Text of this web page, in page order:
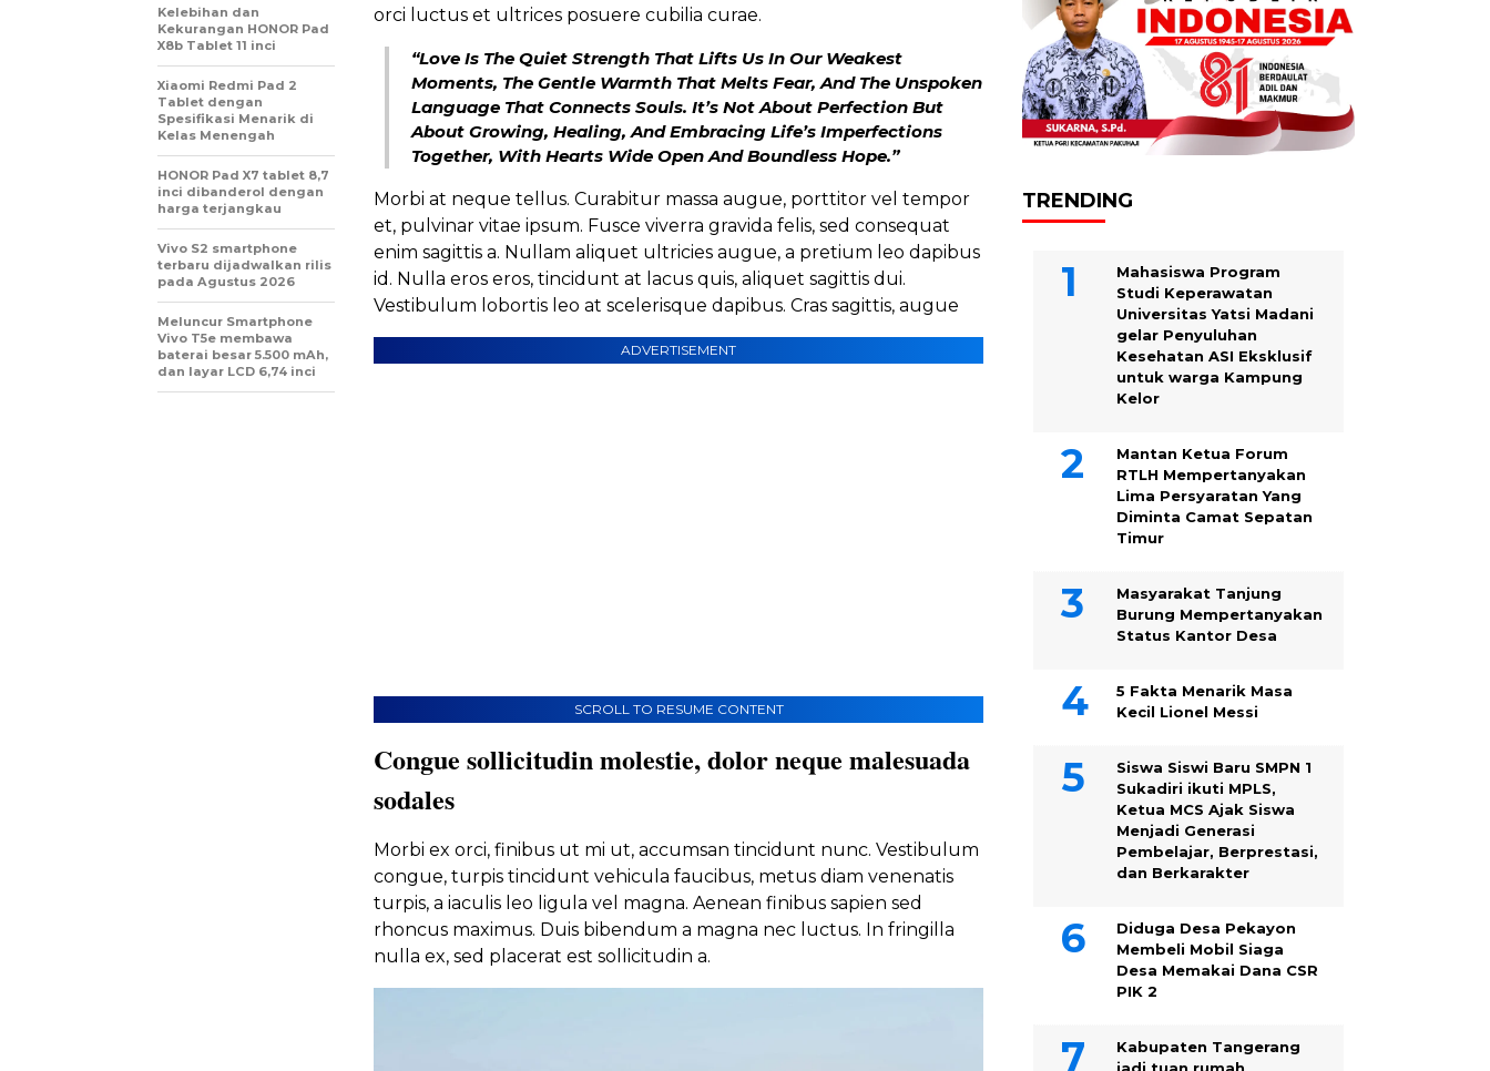
orci luctus et ultrices posuere cubilia curae.
“Love Is The Quiet Strength That Lifts Us In Our Weakest
Moments, The Gentle Warmth That Melts Fear, And The Unspoken
Language That Connects Souls. It’s Not About Perfection But
About Growing, Healing, And Embracing Life’s Imperfections
Together, With Hearts Wide Open And Boundless Hope.”
Morbi at neque tellus. Curabitur massa augue, porttitor vel tempor
et, pulvinar vitae ipsum. Fusce viverra gravida felis, sed consequat
enim sagittis a. Nullam aliquet ultricies augue, a pretium leo dapibus
id. Nulla eros eros, tincidunt at lacus quis, aliquet sagittis dui.
Vestibulum lobortis leo at scelerisque dapibus. Cras sagittis, augue
ADVERTISEMENT
SCROLL TO RESUME CONTENT
Congue sollicitudin molestie, dolor neque malesuada
sodales
Morbi ex orci, finibus ut mi ut, accumsan tincidunt nunc. Vestibulum
congue, turpis tincidunt vehicula faucibus, metus diam venenatis
turpis, a iaculis leo ligula vel magna. Aenean finibus sapien sed
rhoncus maximus. Duis bibendum a magna nec luctus. In fringilla
nulla ex, sed placerat est sollicitudin a.
Kelebihan dan
Kekurangan HONOR Pad
X8b Tablet 11 inci
Xiaomi Redmi Pad 2
Tablet dengan
Spesifikasi Menarik di
Kelas Menengah
HONOR Pad X7 tablet 8,7
inci dibanderol dengan
harga terjangkau
Vivo S2 smartphone
terbaru dijadwalkan rilis
pada Agustus 2026
Meluncur Smartphone
Vivo T5e membawa
baterai besar 5.500 mAh,
dan layar LCD 6,74 inci
TRENDING
Mahasiswa Program
Studi Keperawatan
Universitas Yatsi Madani
gelar Penyuluhan
Kesehatan ASI Eksklusif
untuk warga Kampung
‎Kelor
Mantan Ketua Forum
RTLH Mempertanyakan
Lima Persyaratan Yang
Diminta Camat Sepatan
Timur
Masyarakat Tanjung
Burung Mempertanyakan
Status Kantor Desa
5 Fakta Menarik Masa
Kecil Lionel Messi
Siswa Siswi Baru SMPN 1
Sukadiri ikuti MPLS,
Ketua MCS Ajak Siswa
Menjadi Generasi
Pembelajar, Berprestasi,
dan Berkarakter
Diduga Desa Pekayon
Membeli Mobil Siaga
Desa Memakai Dana CSR
PIK 2
Kabupaten Tangerang